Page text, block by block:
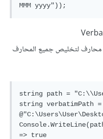
محارف لتخليص جميع المحارف
string path =
string verbatimPath =